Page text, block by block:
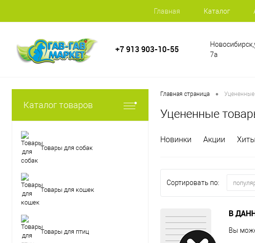
Главная Каталог
+7 913 903-10-55
7а
Каталог товаров
Товары для собак
Товары для кошек
Товары для птиц
Главная страница •
Уцененные
Новинки Акции
Сортировать по:
В
Вы